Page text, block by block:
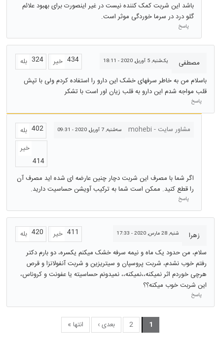
باشد این شربت کمک کننده نیست در غیر اینصورت برای بهبود علائم
گلو درد در سرما خوردگی موثر است.
پاسخ
مصطفی یک‌شنبه, 5 آوریل, 2020 - 18:11 بله 324 خیر 434
باسلام من به خاطر سرفهای خشک این دارو را استفاده کردم ولی با تپش
قلب مواجه شدم این دارو به قلب زیان اور است با تشکر
پاسخ
مشاور سایت - mohebi سه‌شنبه, 7 آوریل, 2020 - 09:31 بله 402
خیر
414
اگر شما با مصرف این شربت دچار چنین عارضه ای شده اید مصرف آن
را قطع کنید. ممکن است شما به ترکیب آویشن حساسیت دارید.
پاسخ
زهرا شنبه, 28 مارس, 2020 - 17:33 بله 420 خیر 411
سلام، من حدود یک ماه و نیمه سرفه خشک میکنم یکسره، دو بارم دکتر
رفتم خوب نشدم، شربت پروسپان و سیتریزین و شربت آنفولانزا و قرص
هرچی خوردم اثر نمیکنه،،نمیکنه،، نمیدونم حساسیته یا عفونت و کروناس،
این شربت خوب میکنه؟؟
پاسخ
1
2 بعدی › انتها »